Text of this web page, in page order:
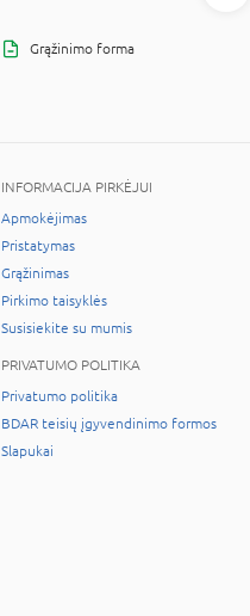
Grąžinimo forma
INFORMACIJA PIRKĖJUI
Apmokėjimas
Pristatymas
Grąžinimas
Pirkimo taisyklės
Susisiekite su mumis
PRIVATUMO POLITIKA
Privatumo politika
BDAR teisių įgyvendinimo formos
Slapukai